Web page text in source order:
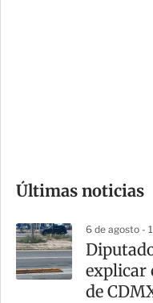
m
a
r
t
Últimas noticias
6 de agosto -
explicar
de